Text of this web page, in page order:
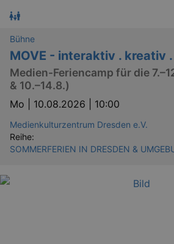
Bühne
MOVE - interaktiv . kreativ
Medien-Feriencamp für die
& 10.–14.8.)
Mo | 10.08.2026 | 10:00
Medienkulturzentrum Dresden e.V.
Reihe:
SOMMERFERIEN IN DRESDEN &